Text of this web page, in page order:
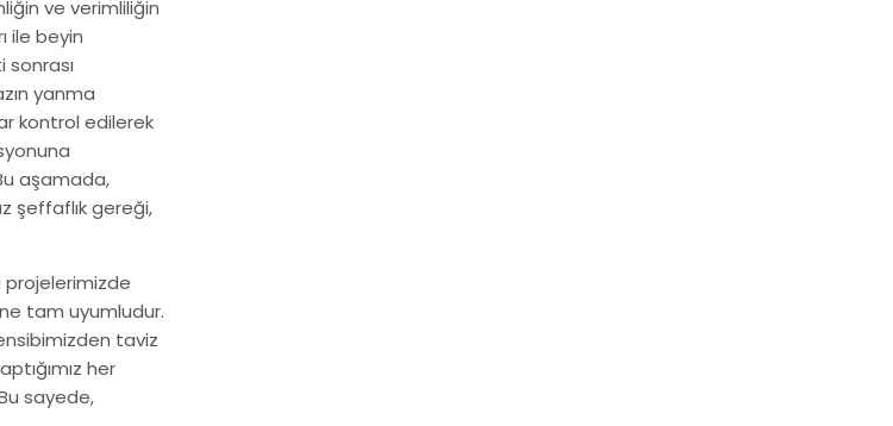
ve verimliliğin
ile beyin
yanma
kontrol edilerek
aşamada,
şeffaflık gereği,
projelerimizde
tam uyumludur.
taviz
her
sayede,